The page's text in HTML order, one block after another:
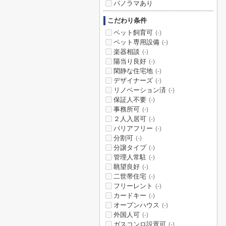
パノラマあり
こだわり条件
ペット飼育可 (-)
ペット専用設備 (-)
楽器相談 (-)
陽当り良好 (-)
閑静な住宅地 (-)
デザイナーズ (-)
リノベーション済 (-)
保証人不要 (-)
事務所可 (-)
２人入居可 (-)
バリアフリー (-)
分割可 (-)
分譲タイプ (-)
管理人常駐 (-)
眺望良好 (-)
二世帯住宅 (-)
フリーレント (-)
カードキー (-)
オープンハウス (-)
外国人可 (-)
ガスコンロ設置可 (-)